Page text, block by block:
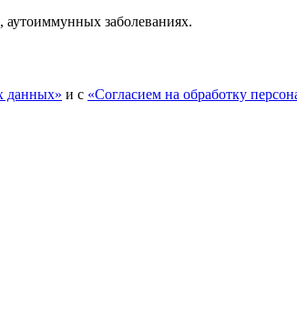
заболеваниях.
данных» и с «Согласием на обработку